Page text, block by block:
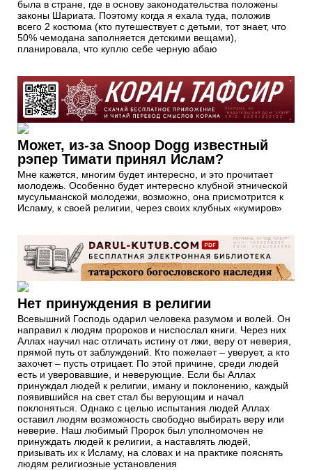
была в стране, где в основу законодательства положены
законы Шариата. Поэтому когда я ехала туда, положив
всего 2 костюма (кто путешествует с детьми, тот знает, что
50% чемодана заполняется детскими вещами),
планировала, что куплю себе черную абаю
Может, из-за Snoop Dogg известный
рэпер Тимати принял Ислам?
Мне кажется, многим будет интересно, и это прочитает
молодежь. Особенно будет интересно клубной этнической
мусульманской молодежи, возможно, она присмотрится к
Исламу, к своей религии, через своих клубных «кумиров»
Нет принуждения в религии
Всевышний Господь одарил человека разумом и волей. Он
направил к людям пророков и ниспослал книги. Через них
Аллах научил нас отличать истину от лжи, веру от неверия,
прямой путь от заблуждений. Кто пожелает – уверует, а кто
захочет – пусть отрицает. По этой причине, среди людей
есть и уверовавшие, и неверующие. Если бы Аллах
принуждал людей к религии, иману и поклонению, каждый
появившийся на свет стал бы верующим и начал
поклоняться. Однако с целью испытания людей Аллах
оставил людям возможность свободно выбирать веру или
неверие. Наш любимый Пророк был уполномочен не
принуждать людей к религии, а наставлять людей,
призывать их к Исламу, на словах и на практике пояснять
людям религиозные установления